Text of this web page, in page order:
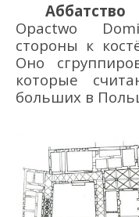
Opactwo
стороны к
Оно
которые
больших в